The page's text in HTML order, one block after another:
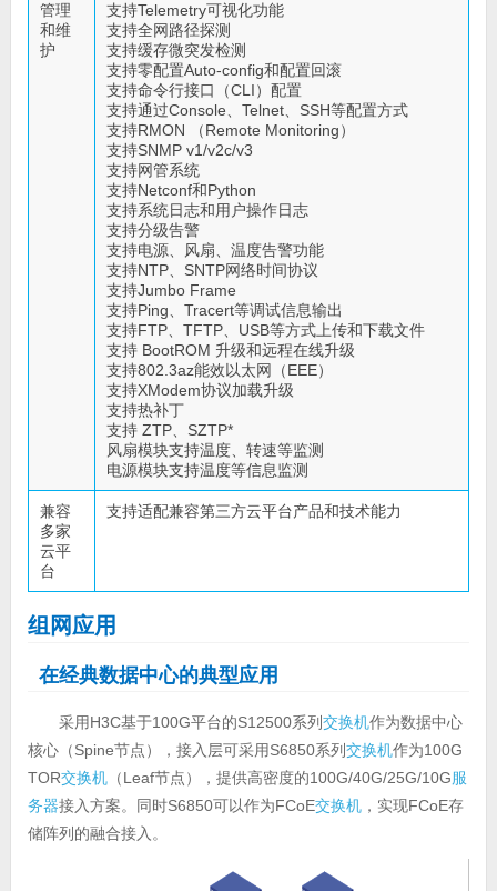
管理
和维
护
支持Telemetry可视化功能
支持全网路径探测
支持缓存微突发检测
支持零配置Auto-config和配置回滚
支持命令行接口（CLI）配置
支持通过Console、Telnet、SSH等配置方式
支持RMON （Remote Monitoring）
支持SNMP v1/v2c/v3
支持网管系统
支持Netconf和Python
支持系统日志和用户操作日志
支持分级告警
支持电源、风扇、温度告警功能
支持NTP、SNTP网络时间协议
支持Jumbo Frame
支持Ping、Tracert等调试信息输出
支持FTP、TFTP、USB等方式上传和下载文件
支持 BootROM 升级和远程在线升级
支持802.3az能效以太网（EEE）
支持XModem协议加载升级
支持热补丁
支持 ZTP、SZTP*
风扇模块支持温度、转速等监测
电源模块支持温度等信息监测
兼容
多家
云平
台
支持适配兼容第三方云平台产品和技术能力
组网应用
在经典数据中心的典型应用
采用H3C基于100G平台的S12500系列交换机作为数据中心
核心（Spine节点），接入层可采用S6850系列交换机作为100G
TOR交换机（Leaf节点），提供高密度的100G/40G/25G/10G服
务器接入方案。同时S6850可以作为FCoE交换机，实现FCoE存
储阵列的融合接入。